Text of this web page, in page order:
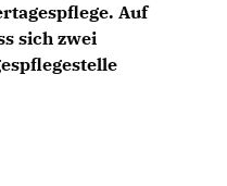
Auf
sich zwei